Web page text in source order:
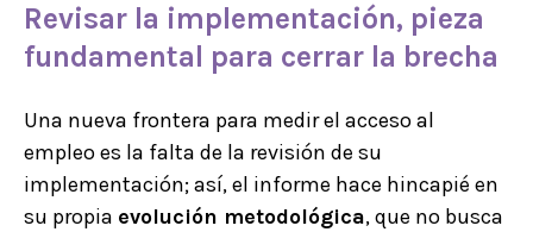
Revisar la implementación, pieza
fundamental para cerrar la brecha
Una nueva frontera para medir el acceso al
empleo es la falta de la revisión de su
implementación; así, el informe hace hincapié en
su propia evolución metodológica, que no busca